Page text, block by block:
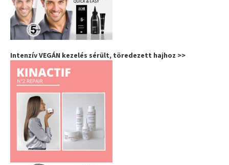
Intenzív VEGÁN kezelés sérült, töredezett hajhoz >>